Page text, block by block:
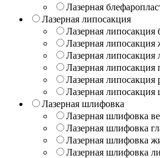
Лазерная
Лазерная липосакция
Лазерная липосакция
Лазерная липосакция
Лазерная липосакция
Лазерная липосакция
Лазерная липосакция
Лазерная липосакция
Лазерная шлифовка
Лазерная шлифовка
Лазерная шлифовка
Лазерная шлифовка
Лазерная шлифовка